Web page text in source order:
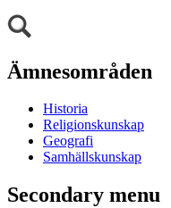
Ämnesområden
Historia
Religionskunskap
Geografi
Samhällskunskap
Secondary menu